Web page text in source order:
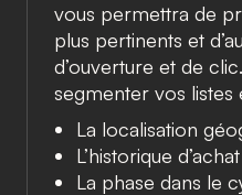
vous permettra de
plus pertinents et
d’ouverture et de
segmenter vos
La localisation
L’historique
La phase dans le